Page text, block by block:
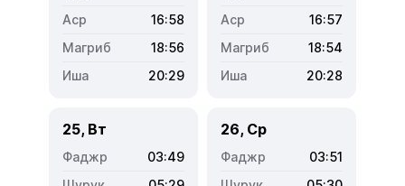
16:58
18:56
20:29
16:57
18:54
20:28
25, Вт
03:49
26, Ср
03:51